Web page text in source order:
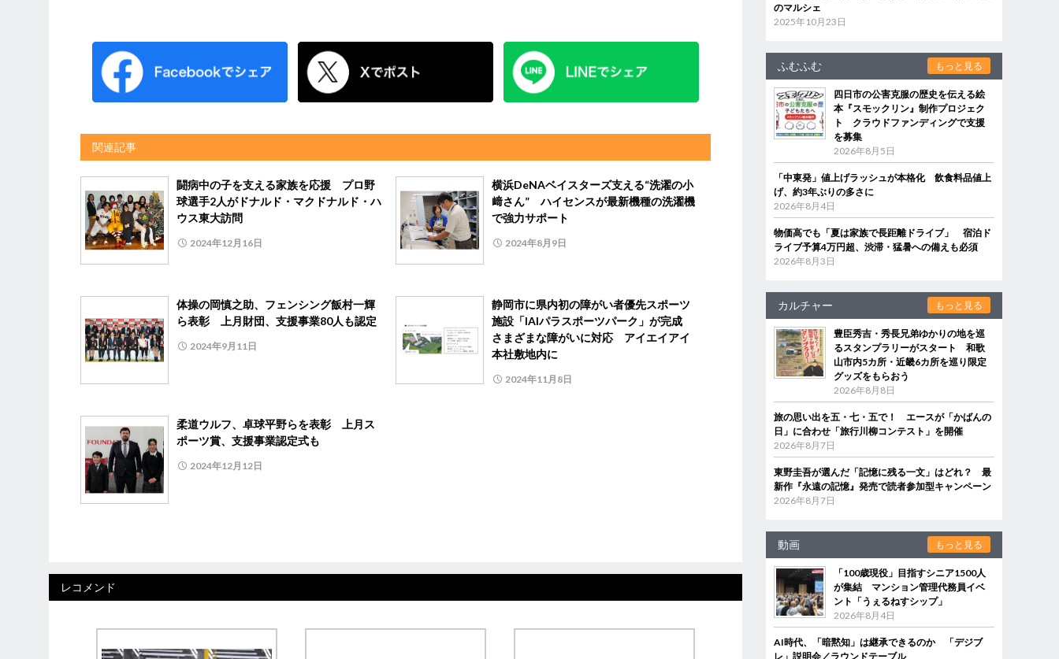
関連記事
闘病中の子を支える家族を応援 プロ野
球選手2人がドナルド・マクドナルド・ハ
ウス東大訪問
2024年12月16日
横浜DeNAベイスターズ支える“洗濯の小
﨑さん” ハイセンスが最新機種の洗濯機
で強力サポート
2024年8月9日
体操の岡慎之助、フェンシング飯村一輝
ら表彰 上月財団、支援事業80人も認定
2024年9月11日
静岡市に県内初の障がい者優先スポーツ
施設「IAIパラスポーツパーク」が完成
さまざまな障がいに対応 アイエイアイ
本社敷地内に
2024年11月8日
柔道ウルフ、卓球平野らを表彰 上月ス
ポーツ賞、支援事業認定式も
2024年12月12日
レコメンド
のマルシェ
2025年10月23日
ふむふむ もっと見る
四日市の公害克服の歴史を伝える絵
本『スモックリン』制作プロジェク
ト クラウドファンディングで支援
を募集
2026年8月5日
「中東発」値上げラッシュが本格化 飲食料品値上
げ、約3年ぶりの多さに
2026年8月4日
物価高でも「夏は家族で長距離ドライブ」 宿泊ド
ライブ予算4万円超、渋滞・猛暑への備えも必須
2026年8月3日
カルチャー もっと見る
豊臣秀吉・秀長兄弟ゆかりの地を巡
るスタンプラリーがスタート 和歌
山市内5カ所・近畿6カ所を巡り限定
グッズをもらおう
2026年8月8日
旅の思い出を五・七・五で！ エースが「かばんの
日」に合わせ「旅行川柳コンテスト」を開催
2026年8月7日
東野圭吾が選んだ「記憶に残る一文」はどれ？ 最
新作『永遠の記憶』発売で読者参加型キャンペーン
2026年8月7日
動画 もっと見る
「100歳現役」目指すシニア1500人
が集結 マンション管理代務員イベ
ント「うぇるねすシップ」
2026年8月4日
AI時代、「暗黙知」は継承できるのか 「デジブ
レ」説明会／ラウンドテーブル